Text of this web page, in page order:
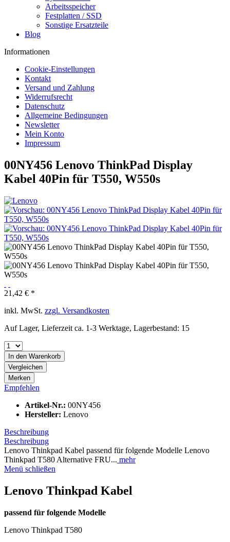
Arbeitsspeicher
Festplatten / SSD
Sonstige Ersatzteile
Blog
Informationen
Cookie-Einstellungen
Kontakt
Versand und Zahlung
Widerrufsrecht
Datenschutz
Allgemeine Bedingungen
Newsletter
Mein Konto
Impressum
00NY456 Lenovo ThinkPad Display
Kabel 40Pin für T550, W550s
21,42 € *
inkl. MwSt. zzgl. Versandkosten
Auf Lager, Lieferzeit ca. 1-3 Werktage, Lagerbestand: 15
In den Warenkorb
Vergleichen
Merken
Empfehlen
Artikel-Nr.: 00NY456
Hersteller: Lenovo
Beschreibung
Beschreibung
Lenovo Thinkpad Kabel passend für folgende Modelle Lenovo
Thinkpad T580 Alternative FRU... mehr
Menü schließen
Lenovo Thinkpad Kabel
passend für folgende Modelle
Lenovo Thinkpad T580